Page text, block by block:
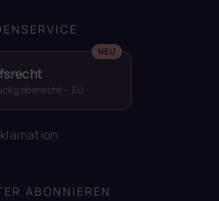
– EU
ABONNIEREN